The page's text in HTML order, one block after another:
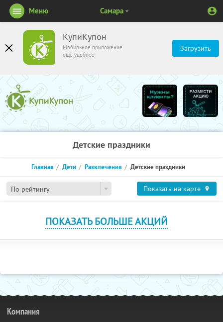
КупиКупон
Мобильное приложение
ещё удобнее
Загрузить
Меню Самара
Детские праздники
По рейтингу
Главная Дети Развлечения Детские праздники
Показать на карте
ПОКАЗАТЬ БОЛЬШЕ АКЦИЙ
Компания